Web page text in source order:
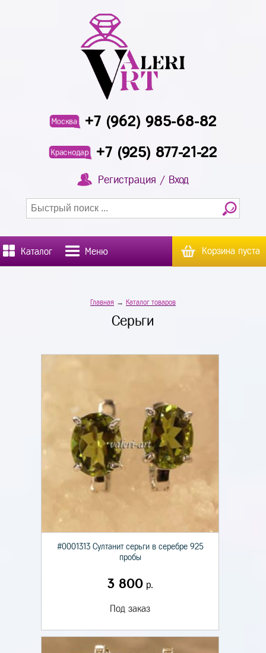
Москва +7 (962) 985-68-82
Краснодар +7 (925) 877-21-22
Регистрация / Вход
Каталог Меню Корзина пуста
Главная → Каталог товаров
Серьги
#0001313 Султанит серьги в серебре 925
пробы
3 800р.
Под заказ